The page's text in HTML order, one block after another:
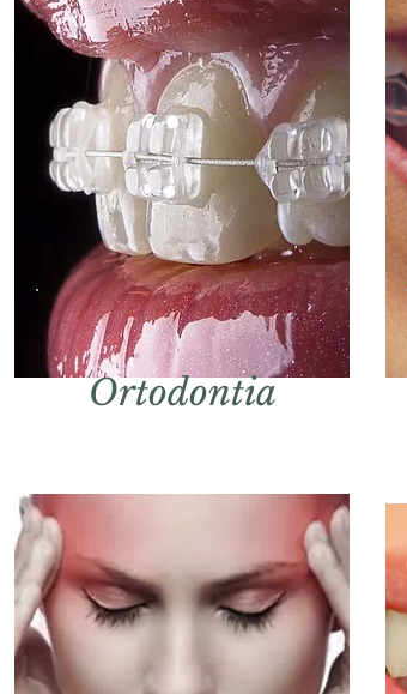
Ortodontia